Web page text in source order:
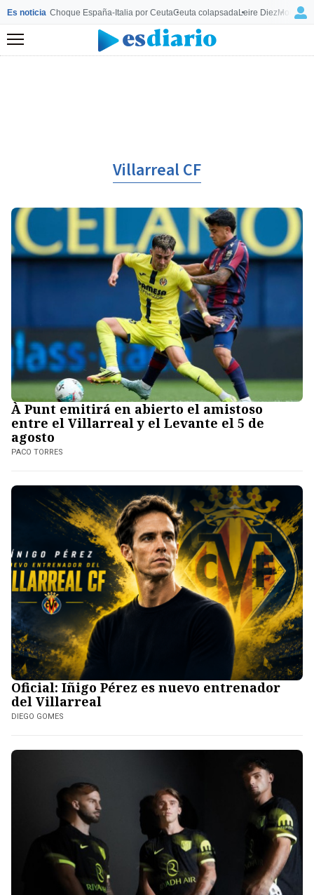
Es noticia Choque España-Italia por CeutaCeuta colapsadaLeire Diez
Menú
Villarreal CF
À Punt emitirá en abierto el amistoso
entre el Villarreal y el Levante el 5 de
agosto
PACO TORRES
Oficial: Iñigo Pérez es nuevo entrenador
del Villarreal
DIEGO GOMES